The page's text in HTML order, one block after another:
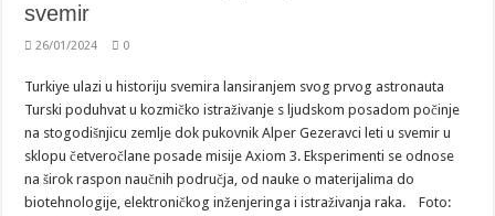
svemir
26/01/2024 0
Turkiye ulazi u historiju svemira lansiranjem svog prvog astronauta
Turski poduhvat u kozmičko istraživanje s ljudskom posadom počinje
na stogodišnjicu zemlje dok pukovnik Alper Gezeravci leti u svemir u
sklopu četveročlane posade misije Axiom 3. Eksperimenti se odnose
na širok raspon naučnih područja, od nauke o materijalima do
biotehnologije, elektroničkog inženjeringa i istraživanja raka. Foto: